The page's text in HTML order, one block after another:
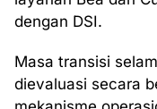
dengan DSI.
Masa transisi
dievaluasi secara